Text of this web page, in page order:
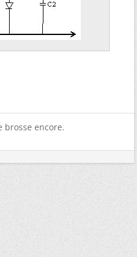
brosse encore.